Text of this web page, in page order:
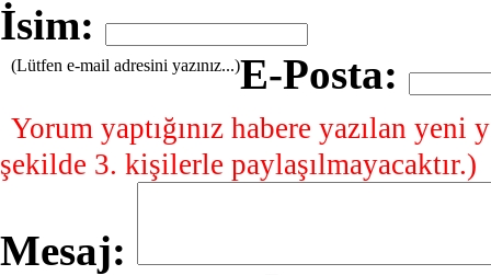
İsim:
E-Posta:
(Lütfen e-mail adresini yazınız...)
Yorum yaptığınız habere yazılan
şekilde 3. kişilerle paylaşılmayacaktır.)
Mesaj: